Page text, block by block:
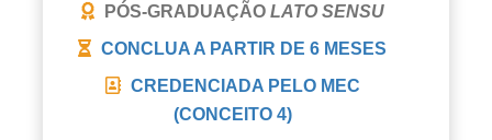
PÓS-GRADUAÇÃO LATO SENSU
CONCLUA A PARTIR DE 6 MESES
CREDENCIADA PELO MEC
(CONCEITO 4)